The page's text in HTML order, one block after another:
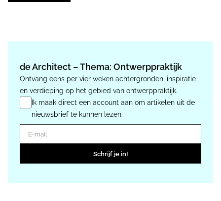
de Architect – Thema: Ontwerppraktijk
Ontvang eens per vier weken achtergronden, inspiratie
en verdieping op het gebied van ontwerppraktijk.
Ik maak direct een account aan om artikelen uit de
nieuwsbrief te kunnen lezen.
E-mail
Schrijf je in!